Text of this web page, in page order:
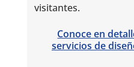
visitantes.
Conoce en
servicios de